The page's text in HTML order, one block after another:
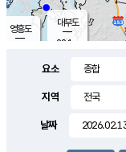
영흥도
대부도
28.1
요소
지역
날짜